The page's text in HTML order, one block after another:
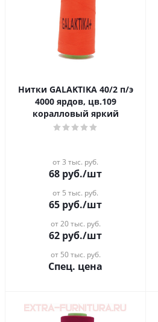
Нитки GALAKTIKA 40/2 п/э
4000 ярдов, цв.109
коралловый яркий
от 3 тыс. руб.
68 руб./шт
от 5 тыс. руб.
65 руб./шт
от 20 тыс. руб.
62 руб./шт
от 50 тыс. руб.
Спец. цена